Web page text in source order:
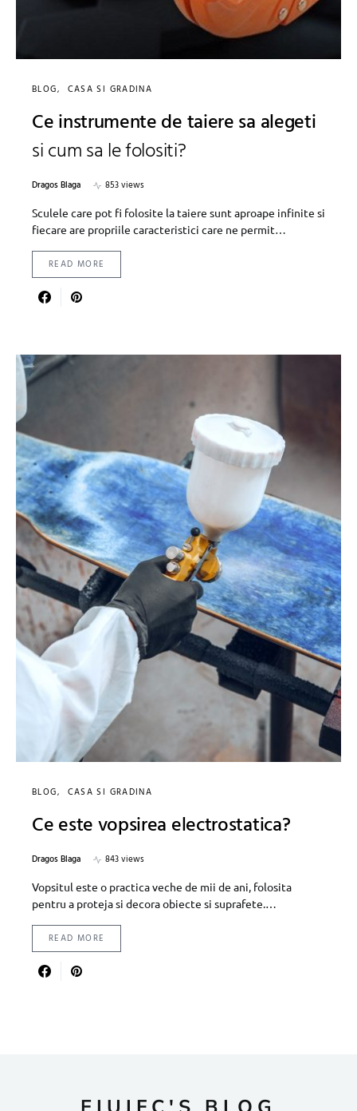
BLOG CASA SI GRADINA
Ce instrumente de taiere sa alegeti
si cum sa le folositi?
Dragos Blaga
853 views
Sculele care pot fi folosite la taiere sunt aproape infinite si
fiecare are propriile caracteristici care ne permit…
READ MORE
BLOG CASA SI GRADINA
Ce este vopsirea electrostatica?
Dragos Blaga
843 views
Vopsitul este o practica veche de mii de ani, folosita
pentru a proteja si decora obiecte si suprafete.…
READ MORE